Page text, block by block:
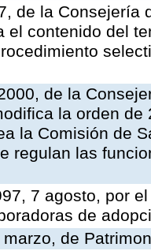
de la Consejería
el contenido del
de la
la orden
la Comisión de
regulan las
7 agosto, por
de
de